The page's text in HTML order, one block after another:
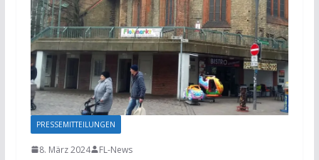
PRESSEMITTEILUNGEN
8. März 2024 FL-News